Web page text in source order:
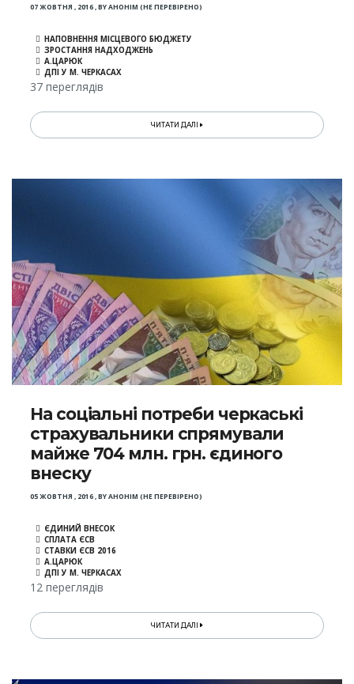
07 ЖОВТНЯ , 2016,BYАНОНІМ (НЕ ПЕРЕВІРЕНО)
НАПОВНЕННЯ МІСЦЕВОГО БЮДЖЕТУ
ЗРОСТАННЯ НАДХОДЖЕНЬ
А.ЦАРЮК
ДПІ У М. ЧЕРКАСАХ
37 переглядів
ЧИТАТИ ДАЛІ
На соціальні потреби черкаські
страхувальники спрямували
майже 704 млн. грн. єдиного
внеску
05 ЖОВТНЯ , 2016,BYАНОНІМ (НЕ ПЕРЕВІРЕНО)
ЄДИНИЙ ВНЕСОК
СПЛАТА ЄСВ
СТАВКИ ЄСВ 2016
А.ЦАРЮК
ДПІ У М. ЧЕРКАСАХ
12 переглядів
ЧИТАТИ ДАЛІ